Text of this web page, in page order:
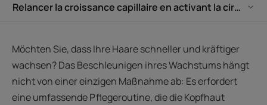
Relancer la croissance capillaire en activant la
Möchten Sie, dass Ihre Haare schneller und kräftiger
wachsen? Das Beschleunigen ihres Wachstums hängt
nicht von einer einzigen Maßnahme ab: Es erfordert
eine umfassende Pflegeroutine, die die Kopfhaut